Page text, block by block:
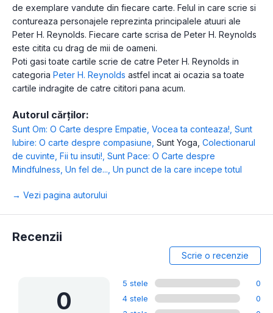
de exemplare vandute din fiecare carte. Felul in care scrie si
contureaza personajele reprezinta principalele atuuri ale
Peter H. Reynolds. Fiecare carte scrisa de Peter H. Reynolds
este citita cu drag de mii de oameni.
Poti gasi toate cartile scrie de catre Peter H. Reynolds in
categoria Peter H. Reynolds astfel incat ai ocazia sa toate
cartile indragite de catre cititori pana acum.
Autorul cărților:
Sunt Om: O Carte despre Empatie Vocea ta conteaza! Sunt
Iubire: O carte despre compasiune Sunt Yoga Colectionarul
de cuvinte Fii tu insuti! Sunt Pace: O Carte despre
Mindfulness Un fel de... Un punct de la care incepe totul
→ Vezi pagina autorului
Recenzii
Scrie o recenzie
0
5 stele
0
4 stele
0